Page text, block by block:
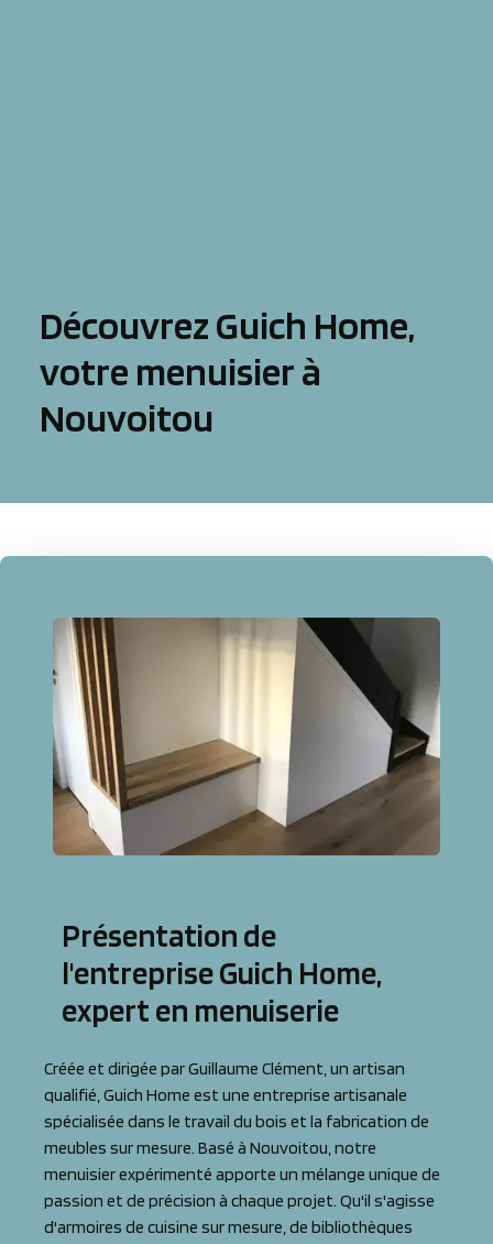
Découvrez Guich Home,
votre menuisier à
Nouvoitou
Présentation de
l'entreprise Guich Home,
expert en menuiserie
Créée et dirigée par Guillaume Clément, un artisan
qualifié, Guich Home est une entreprise artisanale
spécialisée dans le travail du bois et la fabrication de
meubles sur mesure. Basé à Nouvoitou, notre
menuisier expérimenté apporte un mélange unique de
passion et de précision à chaque projet. Qu'il s'agisse
d'armoires de cuisine sur mesure, de bibliothèques